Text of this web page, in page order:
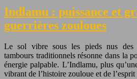
Indlamu : puissance et
guerrières zouloues
Le sol vibre sous les pieds nus des
tambours traditionnels résonne dans la
énergie palpable. L’Indlamu, plus
vibrant de l’histoire zouloue et de